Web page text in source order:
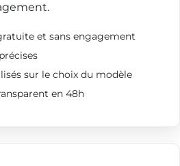
et sans engagement
sur le choix du modèle
en 48h